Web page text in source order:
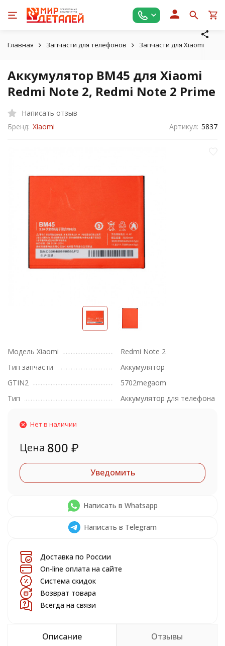
Главная Запчасти для телефонов Запчасти для Xiaomi
Аккумулятор BM45 для Xiaomi
Redmi Note 2, Redmi Note 2 Prime
Написать отзыв
Бренд: Xiaomi Артикул: 5837
Модель Xiaomi
Redmi Note 2
Тип запчасти
Аккумулятор
GTIN2
5702megaom
Тип
Аккумулятор для телефона
Нет в наличии
Цена 800 ₽
Уведомить
Написать в Whatsapp
Написать в Telegram
Доставка по России
On-line оплата на сайте
Система скидок
Возврат товара
Всегда на связи
Описание Отзывы